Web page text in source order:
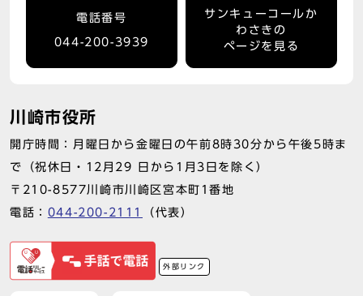
電話番号
044-200-3939
サンキューコールか
わさきの
ページを見る
川崎市役所
開庁時間：月曜日から金曜日の午前8時30分から午後5時ま
で（祝休日・12月29 日から1月3日を除く）
〒210-8577川崎市川崎区宮本町1番地
電話： 044-200-2111 （代表）
外部リンク